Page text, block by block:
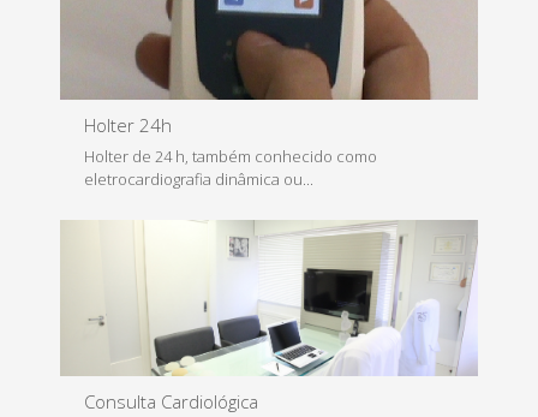
Holter 24h
Holter de 24 h, também conhecido como
eletrocardiografia dinâmica ou...
Saiba Mais
Consulta Cardiológica